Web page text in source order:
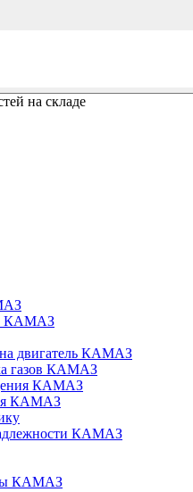
на складе
КАМАЗ
на двигатель КАМАЗ
газов КАМАЗ
КАМАЗ
КАМАЗ
КАМАЗ
КАМАЗ